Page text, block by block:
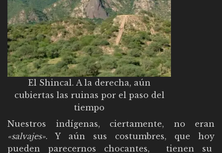
El Shincal. A la derecha, aún
cubiertas las ruinas por el paso del
tiempo
Nuestros indígenas, ciertamente, no eran
«salvajes». Y aún sus costumbres, que hoy
pueden parecernos chocantes, tienen su